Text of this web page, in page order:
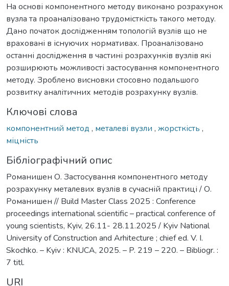
На основі компонентного методу виконано розрахунок
вузла та проаналізовано трудомісткість такого методу.
Дано початок дослідженням топологій вузлів що не
враховані в існуючих нормативах. Проаналізовано
останні дослідження в частині розрахунків вузлів які
розширюють можливості застосування компонентного
методу. Зроблено висновки стосовно подальшого
розвитку аналітичних методів розрахунку вузлів.
Ключові слова
компонентний метод , металеві вузли , жорсткість ,
міцність
Бібліографічний опис
Романишен О. Застосування компонентного методу
розрахунку металевих вузлів в сучасній практиці / О.
Романишен // Build Master Class 2025 : Conference
proceedings international scientific – practical conference of
young scientists, Kyiv, 26.11- 28.11.2025 / Kyiv National
University of Construction and Arhitecture ; chief ed. V. I.
Skochko. – Kyiv : KNUCA, 2025. – P. 219 – 220. – Bibliogr. :
7 titl.
URI